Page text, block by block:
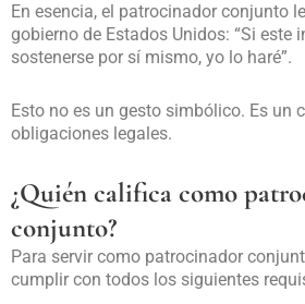
En esencia, el patrocinador conjunto
gobierno de Estados Unidos: “Si este
sostenerse por sí mismo, yo lo haré”.
Esto no es un gesto simbólico. Es un
obligaciones legales.
¿Quién califica como
conjunto?
Para servir como patrocinador
cumplir con todos los siguientes